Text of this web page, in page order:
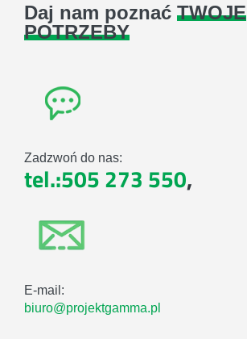
Daj nam poznać TWOJE
POTRZEBY
Zadzwoń do nas:
tel.:505 273 550,
E-mail:
biuro@projektgamma.pl